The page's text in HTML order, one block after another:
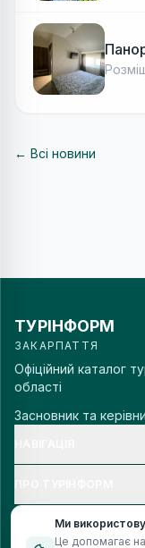
← Всі новини
ТУРІНФОРМ
ЗАКАРПАТТЯ
Офіційний каталог
області
Засновник та
Ми
Це допомагає